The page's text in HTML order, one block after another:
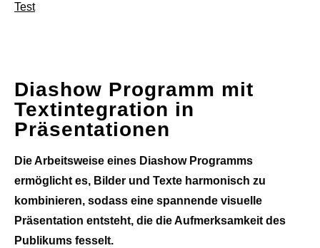
Test
Diashow Programm mit
Textintegration in
Präsentationen
Die Arbeitsweise eines Diashow Programms
ermöglicht es, Bilder und Texte harmonisch zu
kombinieren, sodass eine spannende visuelle
Präsentation entsteht, die die Aufmerksamkeit des
Publikums fesselt.